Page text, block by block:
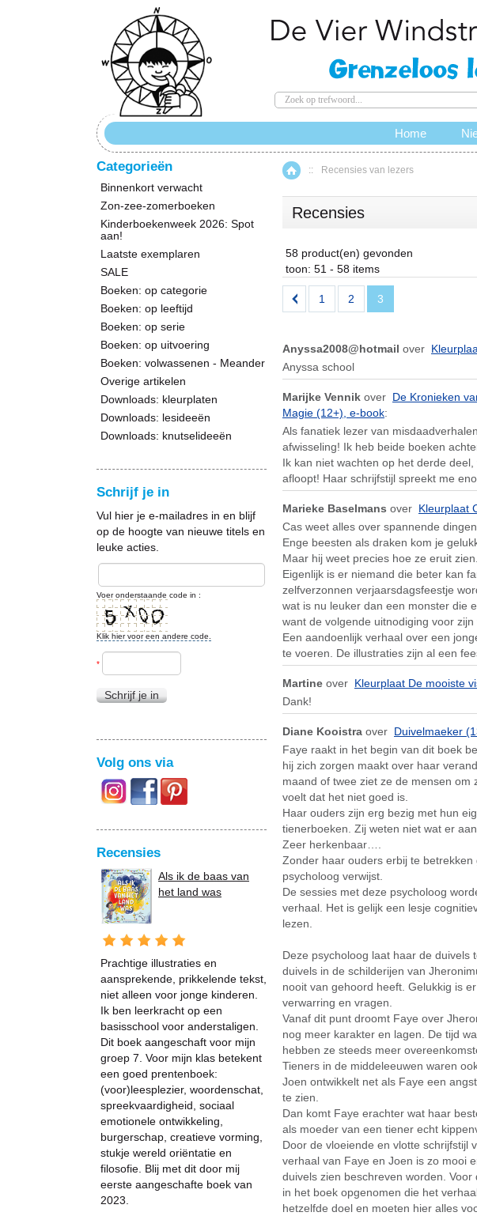
Home
:: Recensies van lezers
Recensies
58 product(en) gevonden
toon: 51 - 58 items
1 2 3
Anyssa2008@hotmail over
Anyssa school
Marijke Vennik over De Kronieken
Magie (12+), e-book:
Als fanatiek lezer van
afwisseling! Ik heb beide boeken
Ik kan niet wachten op het derde
afloopt! Haar schrijfstijl spreekt me
Marieke Baselmans over Kleurplaat
Cas weet alles over spannende
Enge beesten als draken kom je
Maar hij weet precies hoe ze eruit zien.
Eigenlijk is er niemand die beter kan
zelfverzonnen verjaarsdagsfeestje
wat is nu leuker dan een monster die
want de volgende uitnodiging voor
Een aandoenlijk verhaal over een
te voeren. De illustraties zijn al een
Martine over Kleurplaat De mooiste
Dank!
Diane Kooistra over Duivelmaeker
Faye raakt in het begin van dit boek
hij zich zorgen maakt over haar
maand of twee ziet ze de mensen
voelt dat het niet goed is.
Haar ouders zijn erg bezig met hun
tienerboeken. Zij weten niet wat er
Zeer herkenbaar….
Zonder haar ouders erbij te
psycholoog verwijst.
De sessies met deze psycholoog
verhaal. Het is gelijk een lesje
lezen.
Deze psycholoog laat haar de duivels
duivels in de schilderijen van
nooit van gehoord heeft. Gelukkig is
verwarring en vragen.
Vanaf dit punt droomt Faye over
nog meer karakter en lagen. De tijd
hebben ze steeds meer
Tieners in de middeleeuwen waren
Joen ontwikkelt net als Faye een
te zien.
Dan komt Faye erachter wat haar
als moeder van een tiener echt
Door de vloeiende en vlotte schrijfstijl
verhaal van Faye en Joen is zo mooi
duivels zien beschreven worden.
in het boek opgenomen die het
hetzelfde doel en moeten hier alles
Categorieën
Binnenkort verwacht
Zon-zee-zomerboeken
Kinderboekenweek 2026: Spot
aan!
Laatste exemplaren
SALE
Boeken: op categorie
Boeken: op leeftijd
Boeken: op serie
Boeken: op uitvoering
Boeken: volwassenen - Meander
Overige artikelen
Downloads: kleurplaten
Downloads: lesideeën
Downloads: knutselideeën
Schrijf je in
Vul hier je e-mailadres in en blijf
op de hoogte van nieuwe titels en
leuke acties.
Voer onderstaande code in :
Klik hier voor een andere code.
*
Schrijf je in
Volg ons via
Recensies
Als ik de baas van
het land was
Prachtige illustraties en
aansprekende, prikkelende tekst,
niet alleen voor jonge kinderen.
Ik ben leerkracht op een
basisschool voor anderstaligen.
Dit boek aangeschaft voor mijn
groep 7. Voor mijn klas betekent
een goed prentenboek:
(voor)leesplezier, woordenschat,
spreekvaardigheid, sociaal
emotionele ontwikkeling,
burgerschap, creatieve vorming,
stukje wereld oriëntatie en
filosofie. Blij met dit door mij
eerste aangeschafte boek van
2023.
Home